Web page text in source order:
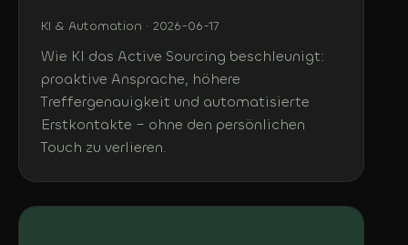
KI & Automation · 2026-06-17
Wie KI das Active Sourcing beschleunigt:
proaktive Ansprache, höhere
Treffergenauigkeit und automatisierte
Erstkontakte – ohne den persönlichen
Touch zu verlieren.